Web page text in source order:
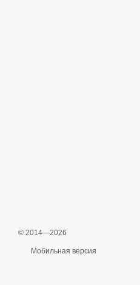
© 2014—2026
Мобильная версия